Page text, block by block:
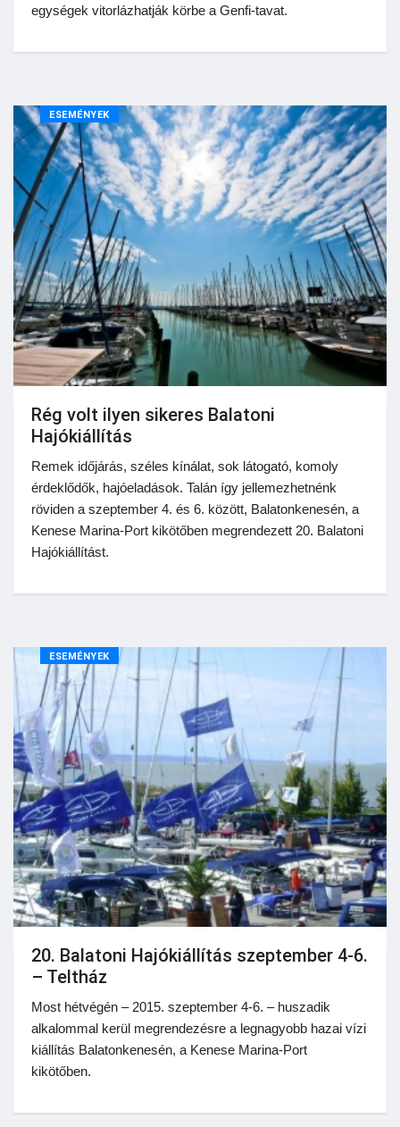
egységek vitorlázhatják körbe a Genfi-tavat.
ESEMÉNYEK
Rég volt ilyen sikeres Balatoni
Hajókiállítás
Remek időjárás, széles kínálat, sok látogató, komoly
érdeklődők, hajóeladások. Talán így jellemezhetnénk
röviden a szeptember 4. és 6. között, Balatonkenesén, a
Kenese Marina-Port kikötőben megrendezett 20. Balatoni
Hajókiállítást.
ESEMÉNYEK
20. Balatoni Hajókiállítás szeptember 4-6.
– Teltház
Most hétvégén – 2015. szeptember 4-6. – huszadik
alkalommal kerül megrendezésre a legnagyobb hazai vízi
kiállítás Balatonkenesén, a Kenese Marina-Port
kikötőben.